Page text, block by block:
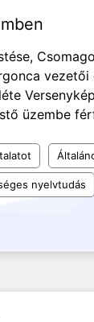
vezetői
üzembe
nyelvtudás